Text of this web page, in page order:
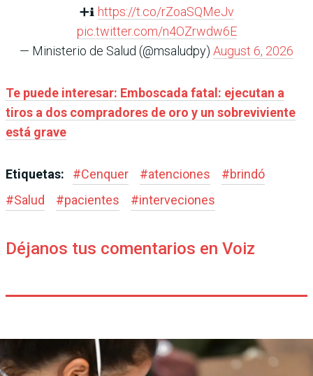
➕ℹ️ https://t.co/rZoaSQMeJv
pic.twitter.com/n4OZrwdw6E
— Ministerio de Salud (@msaludpy) August 6, 2026
Te puede interesar: Emboscada fatal: ejecutan a
tiros a dos compradores de oro y un sobreviviente
está grave
Etiquetas: #Cenquer #atenciones #brindó
#Salud #pacientes #interveciones
Déjanos tus comentarios en Voiz